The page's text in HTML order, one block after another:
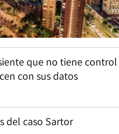
que no tiene control
con sus datos
del caso Sartor